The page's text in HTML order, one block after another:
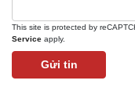
This site is protected by
Service apply.
Gửi tin